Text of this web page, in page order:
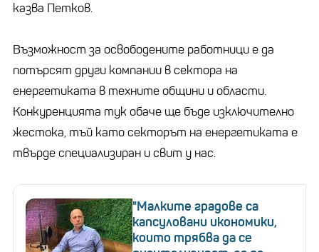
казва Петков.
Възможност за освободените работници е да
потърсят други компании в сектора на
енергетиката в техните общини и области.
Конкуренцията тук обаче ще бъде изключително
жестока, тъй като секторът на енергетиката е
твърде специализиран и свит у нас.
"Малките градове са
капсуловани икономики,
които трябва да се